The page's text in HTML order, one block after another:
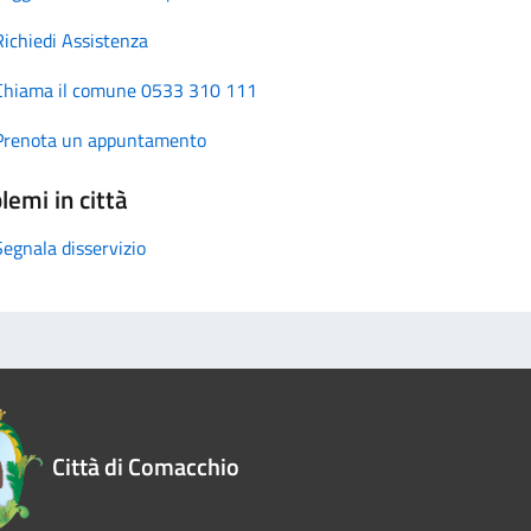
Assistenza
il comune 0533 310 111
un appuntamento
in città
disservizio
Città di Comacchio